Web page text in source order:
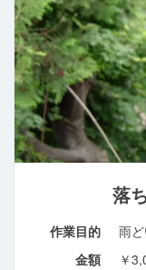
落
作業目的
雨
金額
￥